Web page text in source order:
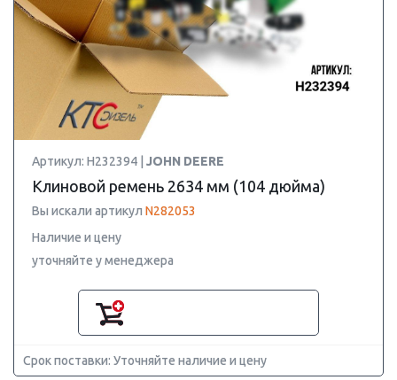
Артикул: H232394 | JOHN DEERE
Клиновой ремень 2634 мм (104 дюйма)
Вы искали артикул N282053
Наличие и цену
уточняйте у менеджера
Срок поставки: Уточняйте наличие и цену